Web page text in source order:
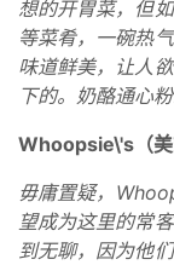
想的开胃菜，但
等菜肴，一碗热
味道鲜美，让人
下的。奶酪通心
Whoopsie\'s（美
毋庸置疑，
望成为这里的常
到无聊，因为他